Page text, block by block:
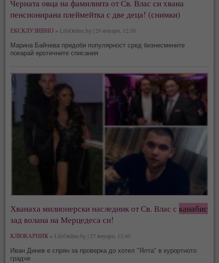
Черната овца на фамилията от Св. Влас си хвана
пенсионирана плеймейтка с две деца! (снимки)
ЕКСКЛУЗИВНО » LifeOnline.bg | 29 януари, 12:58
Марина Байчева придоби популярност сред бизнесмените
покарай еротичните списания
Хванаха милионерски наследник от Св. Влас сканабис
зад волана на Мерцедеса си!
КЛЮКАРНИК » LifeOnline.bg | 27 януари, 12:40
Иван Динев е спрян за проверка до хотел "Ялта" в курортното
градче